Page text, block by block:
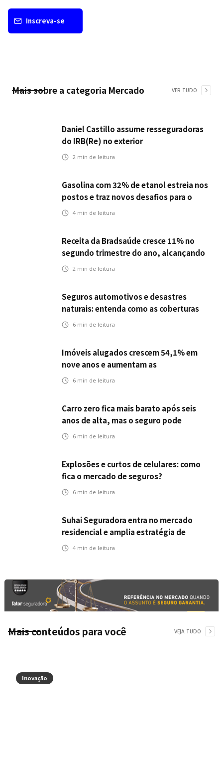
Inscreva-se
Mais sobre a categoria Mercado VER TUDO
Daniel Castillo assume resseguradoras
do IRB(Re) no exterior
2 min de leitura
Gasolina com 32% de etanol estreia nos
postos e traz novos desafios para o
setor de seguros automotivos
4 min de leitura
Receita da Bradsaúde cresce 11% no
segundo trimestre do ano, alcançando
R$ 14 bi
2 min de leitura
Seguros automotivos e desastres
naturais: entenda como as coberturas
protegem contra danos causados por
6 min de leitura
Imóveis alugados crescem 54,1% em
nove anos e aumentam as
oportunidades para o seguro residencial
6 min de leitura
Carro zero fica mais barato após seis
anos de alta, mas o seguro pode
acompanhar essa queda?
6 min de leitura
Explosões e curtos de celulares: como
fica o mercado de seguros?
6 min de leitura
Suhai Seguradora entra no mercado
residencial e amplia estratégia de
crescimento com primeiro produto fora
4 min de leitura
Mais conteúdos para você VEJA TUDO
Inovação